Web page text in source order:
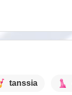
tanssia